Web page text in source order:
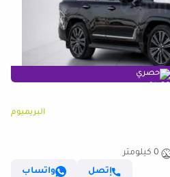
حصري
البريميوم
0 كيلومتر
إتصل
واتساب